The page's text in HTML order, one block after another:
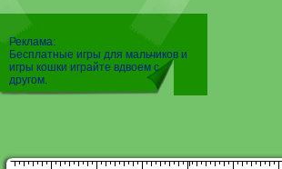
Реклама:
Бесплатные игры для мальчиков и
игры кошки играйте вдвоем с
другом.